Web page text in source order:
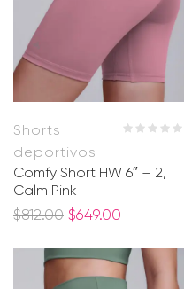
Shorts
deportivos
Comfy Short HW 6″ – 2,
Calm Pink
$812.00 $649.00